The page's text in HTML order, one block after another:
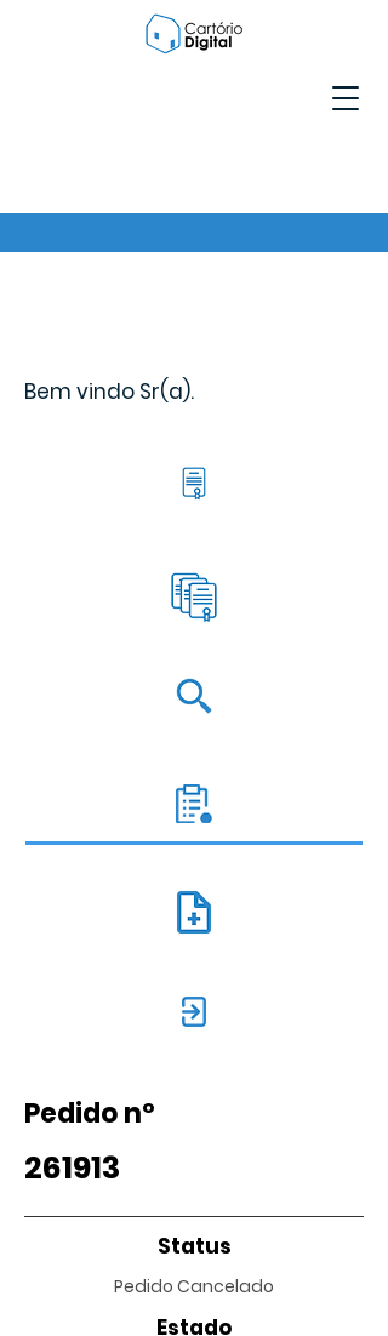
Bem vindo Sr(a).
Pedido nº
261913
Status
Pedido Cancelado
Estado